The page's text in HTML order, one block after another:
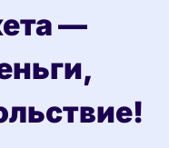
—